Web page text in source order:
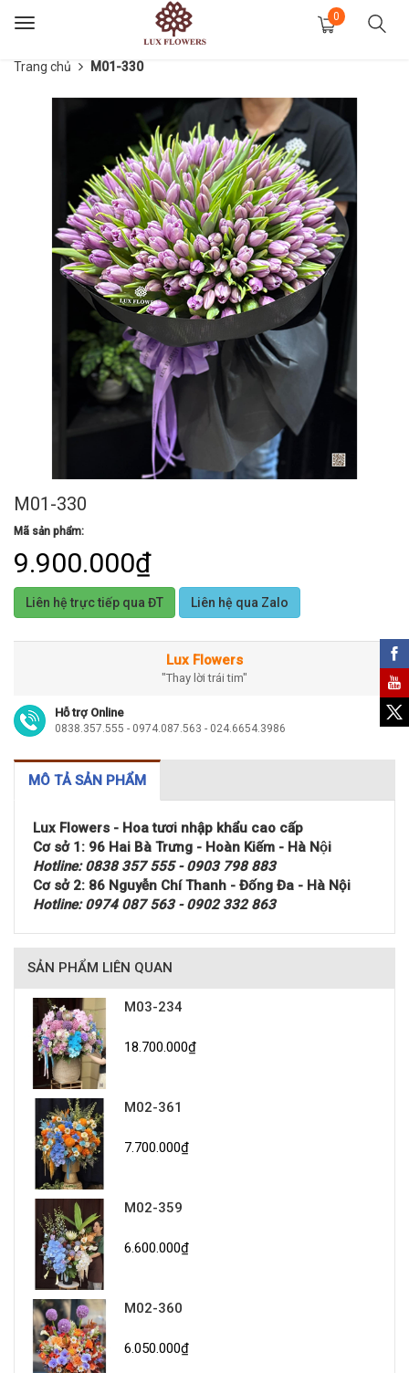
Toggle
0
Trang chủ M01-330
M01-330
Mã sản phẩm:
9.900.000₫
Liên hệ trực tiếp qua ĐT Liên hệ qua Zalo
Lux Flowers
"Thay lời trái tim"
Hỗ trợ Online
0838.357.555 - 0974.087.563 - 024.6654.3986
MÔ TẢ SẢN PHẨM
Lux Flowers - Hoa tươi nhập khẩu cao cấp
Cơ sở 1: 96 Hai Bà Trưng - Hoàn Kiếm - Hà Nội
Hotline: 0838 357 555 - 0903 798 883
Cơ sở 2: 86 Nguyễn Chí Thanh - Đống Đa - Hà Nội
Hotline: 0974 087 563 - 0902 332 863
SẢN PHẨM LIÊN QUAN
M03-234
18.700.000₫
M02-361
7.700.000₫
M02-359
6.600.000₫
M02-360
6.050.000₫